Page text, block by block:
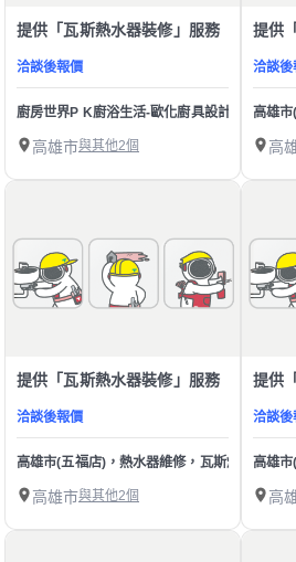
提供「瓦斯熱水器裝修」服務
洽談後報價
廚房世界P K廚浴生活-歐化廚具設計 廚房流理
高雄市與其他2個
提供
洽談後
高雄
高
提供「瓦斯熱水器裝修」服務
洽談後報價
高雄市(五福店)，熱水器維修，瓦斯爐維修，
高雄市與其他2個
提供
洽談後
高雄
高